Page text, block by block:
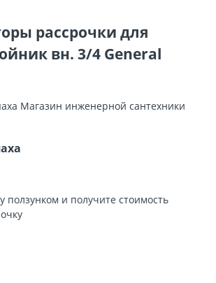
рассрочки для
вн. 3/4 General
ползунком и получите стоимость